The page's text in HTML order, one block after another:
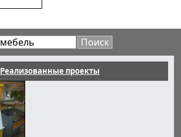
Реализованные проекты